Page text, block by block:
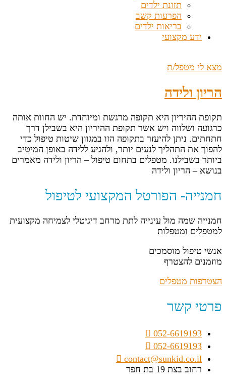
תזונת ילדים
הפרעות קשב
בריאות ילדים
ידע מקצועי
מצא לי מטפל/ת
הריון ולידה
תקופת ההיריון היא תקופה מרגשת ומיוחדת. יש החוות אותה
כרגועה ושלווה ויש אשר תקופת ההיריון היא בשבילן דרך
חתחתים. ניתן להיעזר בתקופה הזו במגוון שיטות טיפול כדי
להפוך את התהליך לנעים יותר, ולהגיע ללידה באופן המיטיב
ביותר בשבילנו. מטפלים בתחום טיפול – הריון ולידה מאמרים
בנושא – הריון ולידה
חמנייה- הפורטל המקצועי לטיפול
חמנייה שמה מול עינייה לתת מרחב דיגיטלי לצמיחה מקצועית
למטפלים ומטפלות
אנשי טיפול מוסמכים
מוזמנים להצטרף
הצטרפות מטפלים
פרטי קשר
052-6619193
052-6619193
contact@sunkid.co.il
רחוב בצת 19 בת חפר